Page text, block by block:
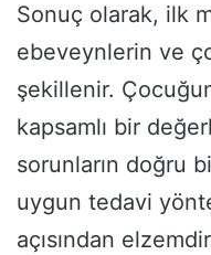
Sonuç olarak, ilk
ebeveynlerin ve
şekillenir.
kapsamlı bir
sorunların doğru
uygun tedavi
açısından